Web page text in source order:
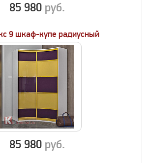
85 980 руб.
9 шкаф-купе радиусный
85 980 руб.